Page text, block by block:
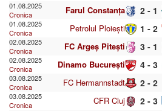
01.08.2025
Cronica
Farul Constanța 2 - 1
01.08.2025
Cronica
Petrolul Ploiești 1 - 2
02.08.2025
Cronica
FC Argeș Pitești 3 - 1
02.08.2025
Cronica
Dinamo București 4 - 3
03.08.2025
Cronica
FC Hermannstadt 2 - 2
03.08.2025
Cronica
CFR Cluj 2 - 3